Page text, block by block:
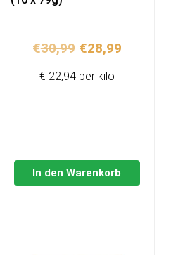
€30,99 Ursprünglicher
war:
€28,99Aktueller
In den Warenkorb
€ 22,94 per kilo